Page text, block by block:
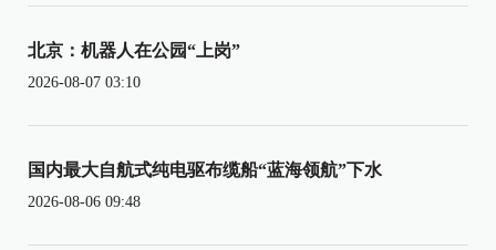
北京：机器人在公园“上岗”
2026-08-07 03:10
国内最大自航式纯电驱布缆船“蓝海领航”下水
2026-08-06 09:48